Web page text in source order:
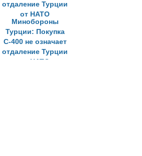
Минобороны
Турции: Покупка
С-400 не означает
отдаление Турции
от НАТО